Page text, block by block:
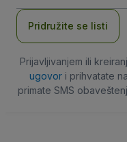
Pridružite se listi
Prijavljivanjem ili
ugovor i prihvatate
primate SMS